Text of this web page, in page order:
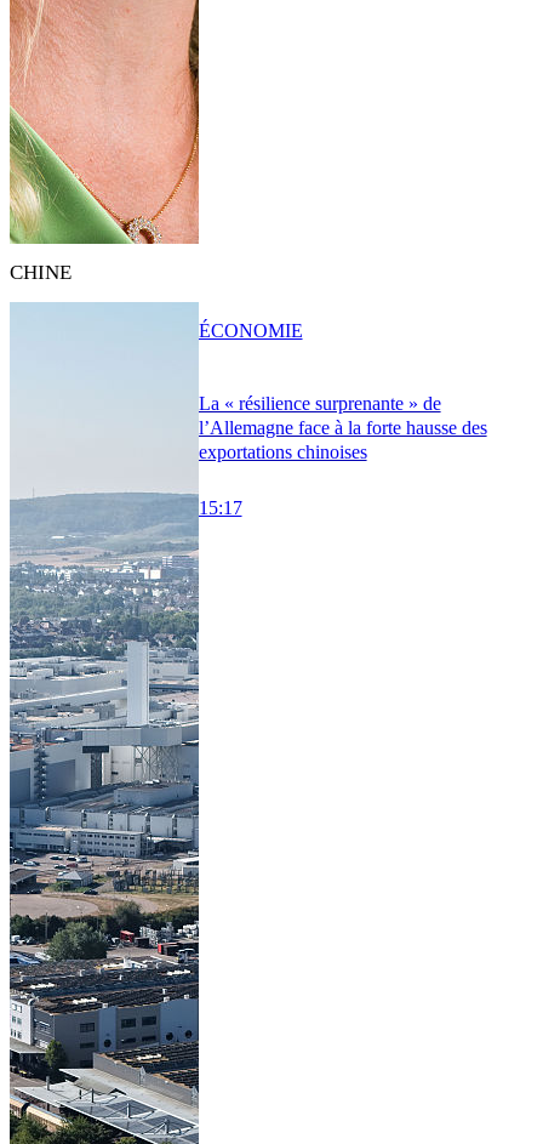
CHINE
La « résilience surprenante » de
l’Allemagne face à la forte hausse des
exportations chinoises
15:17
ÉCONOMIE